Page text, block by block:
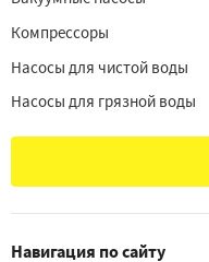
Компрессоры
Насосы для чистой воды
Насосы для грязной воды
Навигация по сайту